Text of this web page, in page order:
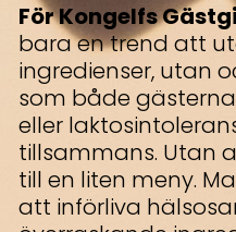
För Kongelfs
bara en trend att
ingredienser, utan
som både
eller
tillsammans. Utan
till en liten meny.
att införliva